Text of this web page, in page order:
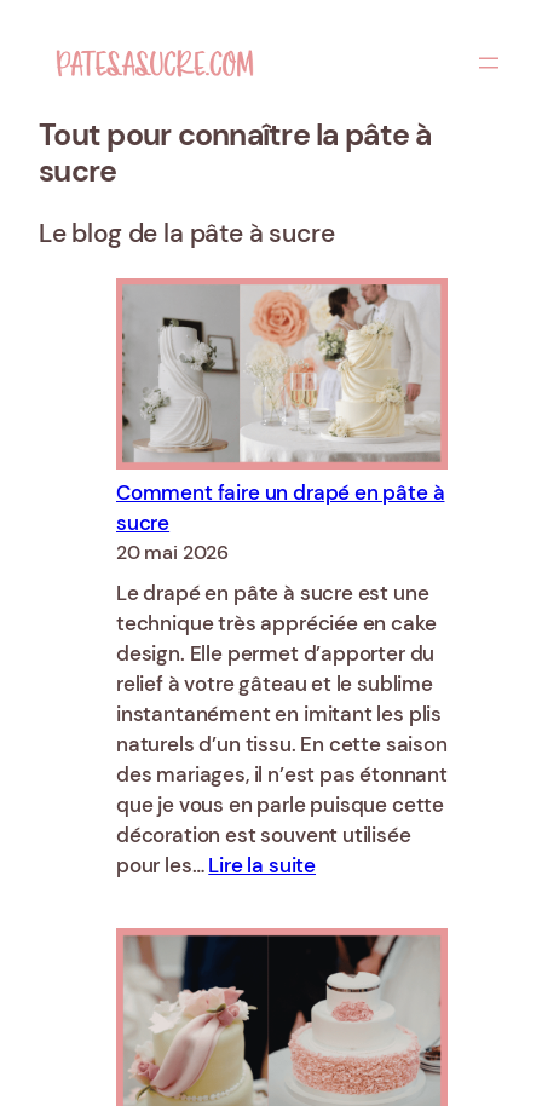
contenu
Tout pour connaître la pâte à
sucre
Le blog de la pâte à sucre
Comment faire un drapé en pâte à
sucre
20 mai 2026
Le drapé en pâte à sucre est une
technique très appréciée en cake
design. Elle permet d’apporter du
relief à votre gâteau et le sublime
instantanément en imitant les plis
naturels d’un tissu. En cette saison
des mariages, il n’est pas étonnant
que je vous en parle puisque cette
décoration est souvent utilisée
pour les…Lire la suite:
faire
un
drapé
en
pâte
à